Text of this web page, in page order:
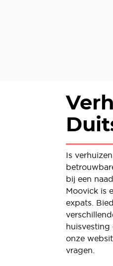
Is
bij een
Moovick is
expats.
huisvesting
onze
vragen.